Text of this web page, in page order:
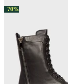
−70%